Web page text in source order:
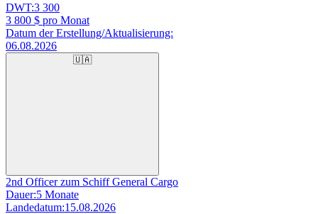
DWT:3 300
3 800 $ pro Monat
Datum der Erstellung/Aktualisierung:
06.08.2026
🇺🇦
2nd Officer zum Schiff General Cargo
Dauer:5 Monate
Landedatum:15.08.2026